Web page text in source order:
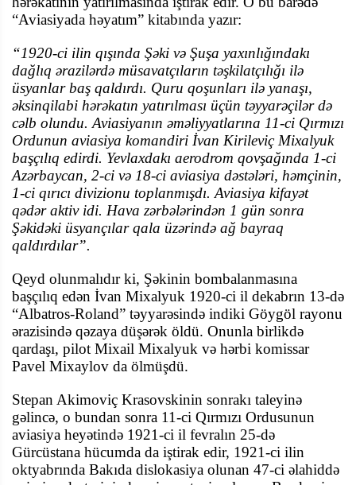
“Aviasiyada həyatım” kitabında yazır:
“1920-ci ilin qışında Şəki və Şuşa yaxınlığındakı
dağlıq ərazilərdə müsavatçıların təşkilatçılığı ilə
üsyanlar baş qaldırdı. Quru qoşunları ilə yanaşı,
əksinqilabi hərəkatın yatırılması üçün təyyarəçilər də
cəlb olundu. Aviasiyanın əməliyyatlarına 11-ci Qırmızı
Ordunun aviasiya komandiri İvan Kirileviç Mixalyuk
başçılıq edirdi. Yevlaxdakı aerodrom qovşağında 1-ci
Azərbaycan, 2-ci və 18-ci aviasiya dəstələri, həmçinin,
1-ci qırıcı divizionu toplanmışdı. Aviasiya kifayət
qədər aktiv idi. Hava zərbələrindən 1 gün sonra
Şəkidəki üsyançılar qala üzərində ağ bayraq
qaldırdılar”.
Qeyd olunmalıdır ki, Şəkinin bombalanmasına
başçılıq edən İvan Mixalyuk 1920-ci il dekabrın 13-də
“Albatros-Roland” təyyarəsində indiki Göygöl rayonu
ərazisində qəzaya düşərək öldü. Onunla birlikdə
qardaşı, pilot Mixail Mixalyuk və hərbi komissar
Pavel Mixaylov da ölmüşdü.
Stepan Akimoviç Krasovskinin sonrakı taleyinə
gəlincə, o bundan sonra 11-ci Qırmızı Ordusunun
aviasiya heyətində 1921-ci il fevralın 25-də
Gürcüstana hücumda da iştirak edir, 1921-ci ilin
oktyabrında Bakıda dislokasiya olunan 47-ci əlahiddə